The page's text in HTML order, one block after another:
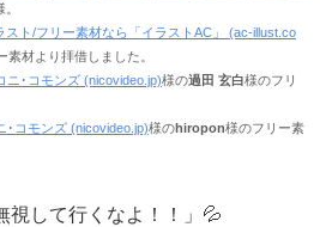
。
スト/フリー素材なら「イラストAC」 (ac-illust.co
素材より拝借しました。
ニ･コモンズ (nicovideo.jp)様の過田 玄白様のフリ
･コモンズ (nicovideo.jp)様のhiropon様のフリー素
視して行くなよ！！」💦